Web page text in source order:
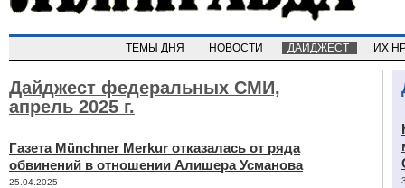
ТЕМЫ ДНЯ НОВОСТИ ДАЙДЖЕСТ ИХ
Дайджест федеральных СМИ,
апрель 2025 г.
Газета Münchner Merkur отказалась от ряда
обвинений в отношении Алишера Усманова
25.04.2025